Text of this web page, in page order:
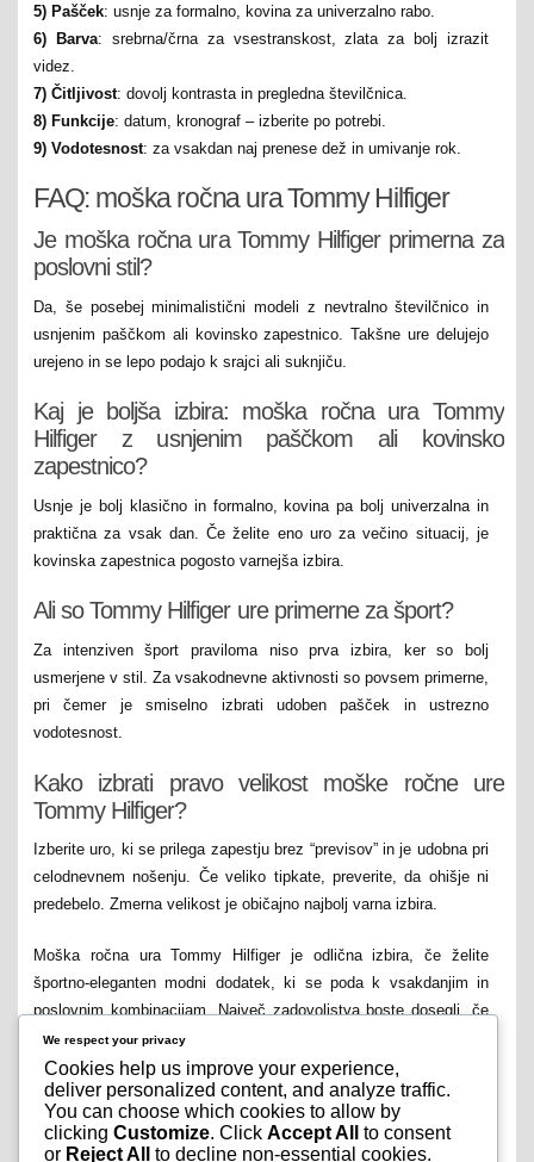
5) Pašček: usnje za formalno, kovina za univerzalno rabo.
6) Barva: srebrna/črna za vsestranskost, zlata za bolj izrazit
videz.
7) Čitljivost: dovolj kontrasta in pregledna številčnica.
8) Funkcije: datum, kronograf – izberite po potrebi.
9) Vodotesnost: za vsakdan naj prenese dež in umivanje rok.
FAQ: moška ročna ura Tommy Hilfiger
Je moška ročna ura Tommy Hilfiger primerna za
poslovni stil?
Da, še posebej minimalistični modeli z nevtralno številčnico in
usnjenim paščkom ali kovinsko zapestnico. Takšne ure delujejo
urejeno in se lepo podajo k srajci ali suknjiču.
Kaj je boljša izbira: moška ročna ura Tommy
Hilfiger z usnjenim paščkom ali kovinsko
zapestnico?
Usnje je bolj klasično in formalno, kovina pa bolj univerzalna in
praktična za vsak dan. Če želite eno uro za večino situacij, je
kovinska zapestnica pogosto varnejša izbira.
Ali so Tommy Hilfiger ure primerne za šport?
Za intenziven šport praviloma niso prva izbira, ker so bolj
usmerjene v stil. Za vsakodnevne aktivnosti so povsem primerne,
pri čemer je smiselno izbrati udoben pašček in ustrezno
vodotesnost.
Kako izbrati pravo velikost moške ročne ure
Tommy Hilfiger?
Izberite uro, ki se prilega zapestju brez “previsov” in je udobna pri
celodnevnem nošenju. Če veliko tipkate, preverite, da ohišje ni
predebelo. Zmerna velikost je običajno najbolj varna izbira.
Moška ročna ura Tommy Hilfiger je odlična izbira, če želite
športno-eleganten modni dodatek, ki se poda k vsakdanjim in
poslovnim kombinacijam. Največ zadovoljstva boste dosegli, če
izberete pravo velikost, udoben pašček, pregledno številčnico in
barvo, ki se ujema z vašim stilom. Ko najdete model, ki se dobro
nosi in izgleda skladno z vašo garderobo, bo moška ročna ura
Tommy Hilfiger postala zanesljiv spremljevalec za delo, prosti
čas in urejene priložnosti.
We respect your privacy
Cookies help us improve your experience,
deliver personalized content, and analyze traffic.
You can choose which cookies to allow by
clicking Customize. Click Accept All
to consent
or Reject All to decline non-essential cookies.